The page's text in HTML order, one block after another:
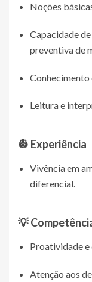
Noções
Capacidade
preventiva de
Conhecimento
Leitura e
👷 Experiência
Vivência em
diferencial.
💡
Proatividade e
Atenção aos